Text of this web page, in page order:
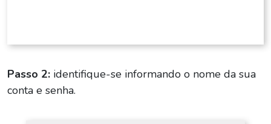
Passo 2: identifique-se informando o nome da sua
conta e senha.